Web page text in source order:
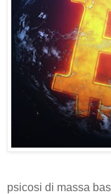
psicosi di massa